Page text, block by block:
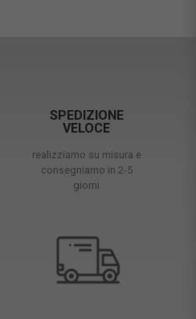
SPEDIZIONE
VELOCE
realizziamo su misura e
consegniamo in 2-5
giorni